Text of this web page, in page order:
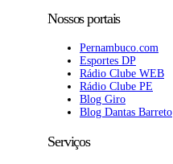
Nossos portais
Pernambuco.com
Esportes DP
Rádio Clube WEB
Rádio Clube PE
Blog Giro
Blog Dantas Barreto
Serviços